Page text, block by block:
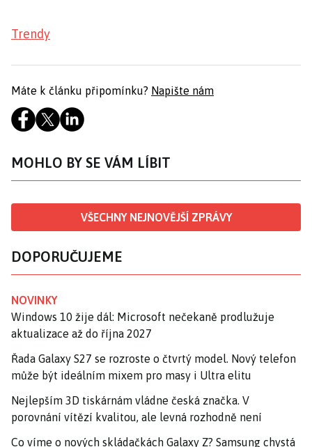
Trendy
Máte k článku připomínku? Napište nám
MOHLO BY SE VÁM LÍBIT
VŠECHNY NEJNOVĚJŠÍ ZPRÁVY
DOPORUČUJEME
NOVINKY
Windows 10 žije dál: Microsoft nečekaně prodlužuje
aktualizace až do října 2027
Řada Galaxy S27 se rozroste o čtvrtý model. Nový telefon
může být ideálním mixem pro masy i Ultra elitu
Nejlepším 3D tiskárnám vládne česká značka. V
porovnání vítězí kvalitou, ale levná rozhodně není
Co víme o nových skládačkách Galaxy Z? Samsung chystá